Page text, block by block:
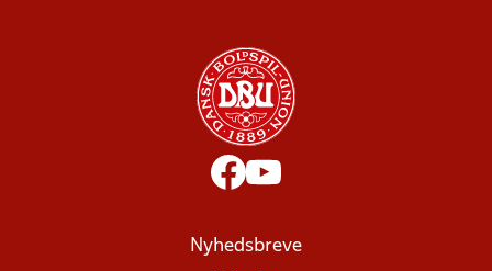
Nyhedsbreve